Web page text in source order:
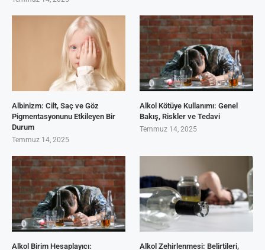
Albinizm: Cilt, Saç ve Göz
Pigmentasyonunu Etkileyen Bir
Durum
Temmuz 14, 2025
Alkol Kötüye Kullanımı: Genel
Bakış, Riskler ve Tedavi
Temmuz 14, 2025
Alkol Birim Hesaplayıcı:
Alkol Zehirlenmesi: Belirtileri,